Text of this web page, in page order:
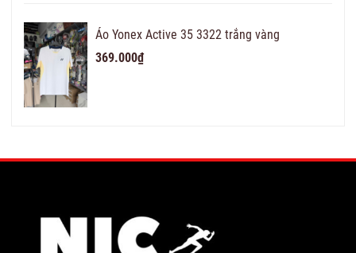
Áo Yonex Active 35 3322 trắng vàng
369.000₫